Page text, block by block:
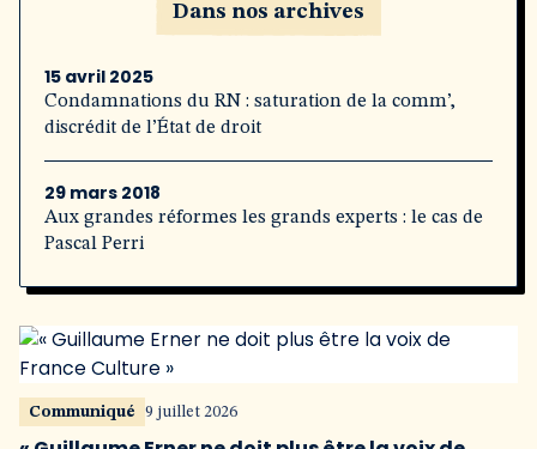
Dans nos archives
15 avril 2025
Condamnations du RN : saturation de la comm’,
discrédit de l’État de droit
29 mars 2018
Aux grandes réformes les grands experts : le cas de
Pascal Perri
Communiqué 9 juillet 2026